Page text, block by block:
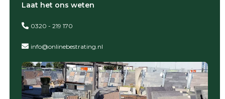
Laat het ons weten
0320 - 219 170
info@onlinebestrating.nl